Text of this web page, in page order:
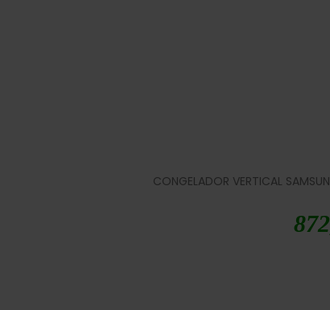
CONGELADOR VERTICAL